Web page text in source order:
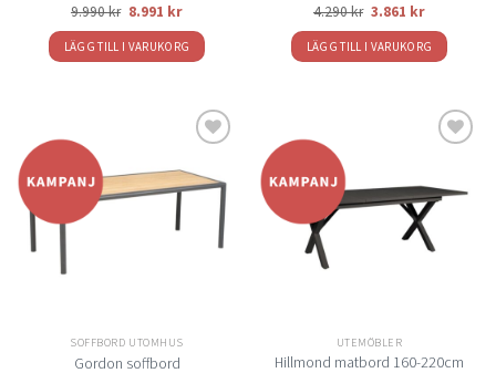
9.990kr 8.991 kr
LÄGG TILL I VARUKORG
4.290kr 3.861 kr
LÄGG TILL I VARUKORG
Lägg
önskelistan
SOFFBORD UTOMHUS
Gordon soffbord
till i
önskelistan
UTEMÖBLER
Hillmond matbord 160-220cm